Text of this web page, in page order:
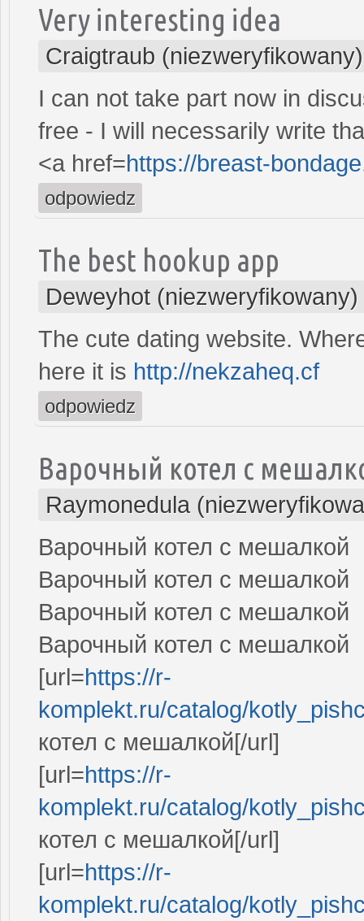
Very interesting idea
Craigtraub (niezweryfikowany)
I can not take part now in
free - I will necessarily write
<a href=https://breast-
odpowiedz
The best hookup app
Deweyhot (niezweryfikowany)
The cute dating website.
here it is http://nekzaheq.cf
odpowiedz
Варочный котел с
Raymonedula
Варочный котел с мешалкой
Варочный котел с мешалкой
Варочный котел с мешалкой
Варочный котел с мешалкой
[url=https://r-
komplekt.ru/catalog/
котел с мешалкой[/url]
[url=https://r-
komplekt.ru/catalog/
котел с мешалкой[/url]
[url=https://r-
komplekt.ru/catalog/